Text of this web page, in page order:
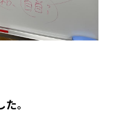
。